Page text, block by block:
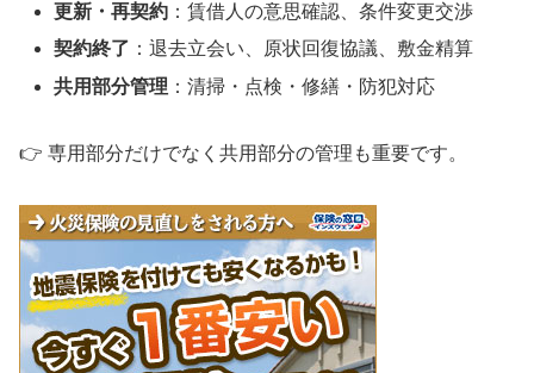
更新・再契約 ：賃借人の意思確認、条件変更交渉
契約終了 ：退去立会い、原状回復協議、敷金精算
共用部分管理 ：清掃・点検・修繕・防犯対応
👉 専用部分だけでなく共用部分の管理も重要です。